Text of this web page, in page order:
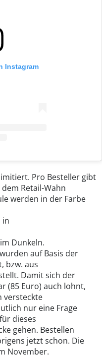
Instagram
Pro Besteller gibt
Retail-Wahn
werden in der Farbe
in
Dunkeln.
auf Basis der
bzw. aus
Damit sich der
(85 Euro) auch lohnt,
versteckte
nur eine Frage
dieses
gehen. Bestellen
jetzt schon. Die
November.